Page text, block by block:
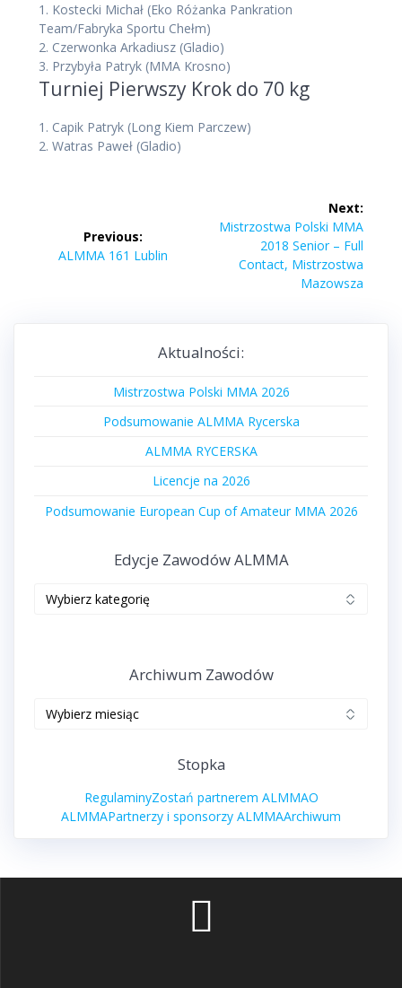
1. Kostecki Michał (Eko Różanka Pankration
Team/Fabryka Sportu Chełm)
2. Czerwonka Arkadiusz (Gladio)
3. Przybyła Patryk (MMA Krosno)
Turniej Pierwszy Krok do 70 kg
1. Capik Patryk (Long Kiem Parczew)
2. Watras Paweł (Gladio)
wpisuPrevious:
Previous
ALMMA 161 Lublin
Next:
Next
Mistrzostwa Polski MMA
2018 Senior – Full
Contact, Mistrzostwa
Mazowsza
Aktualności:
Mistrzostwa Polski MMA 2026
Podsumowanie ALMMA Rycerska
ALMMA RYCERSKA
Licencje na 2026
Podsumowanie European Cup of Amateur MMA 2026
Edycje Zawodów ALMMA
Archiwum Zawodów
Stopka
RegulaminyZostań partnerem ALMMAO
ALMMAPartnerzy i sponsorzy ALMMAArchiwum